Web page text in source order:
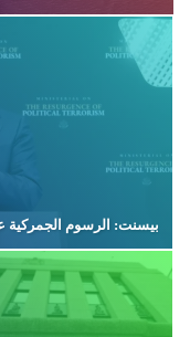
بيسنت: الرسوم الجمركية